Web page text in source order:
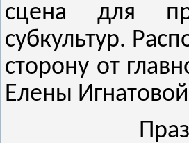
сцена для
субкультур.
сторону от
Елены